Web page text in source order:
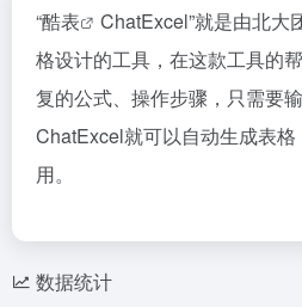
“酷表
ChatExcel”就是由北大
格设计的工具，在这款工具的
复的公式、操作步骤，只需要
ChatExcel就可以自动生成表
用。
数据统计